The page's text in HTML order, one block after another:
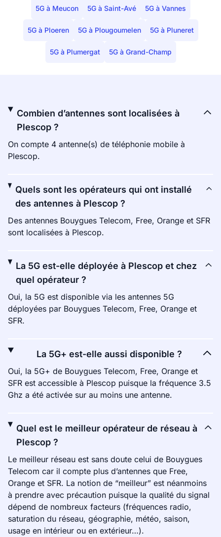
5G à Meucon 5G à Saint-Avé 5G à Vannes
5G à Ploeren 5G à Plougoumelen 5G à Pluneret
5G à Plumergat 5G à Grand-Champ
Combien d’antennes sont localisées à
Plescop ?
On compte 4 antenne(s) de téléphonie mobile à
Plescop.
Quels sont les opérateurs qui ont installé
des antennes à Plescop ?
Des antennes Bouygues Telecom, Free, Orange et SFR
sont localisées à Plescop.
La 5G est-elle déployée à Plescop et chez
quel opérateur ?
Oui, la 5G est disponible via les antennes 5G
déployées par Bouygues Telecom, Free, Orange et
SFR.
La 5G+ est-elle aussi disponible ?
Oui, la 5G+ de Bouygues Telecom, Free, Orange et
SFR est accessible à Plescop puisque la fréquence 3.5
Ghz a été activée sur au moins une antenne.
Quel est le meilleur opérateur de réseau à
Plescop ?
Le meilleur réseau est sans doute celui de Bouygues
Telecom car il compte plus d’antennes que Free,
Orange et SFR. La notion de “meilleur” est néanmoins
à prendre avec précaution puisque la qualité du signal
dépend de nombreux facteurs (fréquences radio,
saturation du réseau, géographie, météo, saison,
usage en intérieur ou en extérieur…).